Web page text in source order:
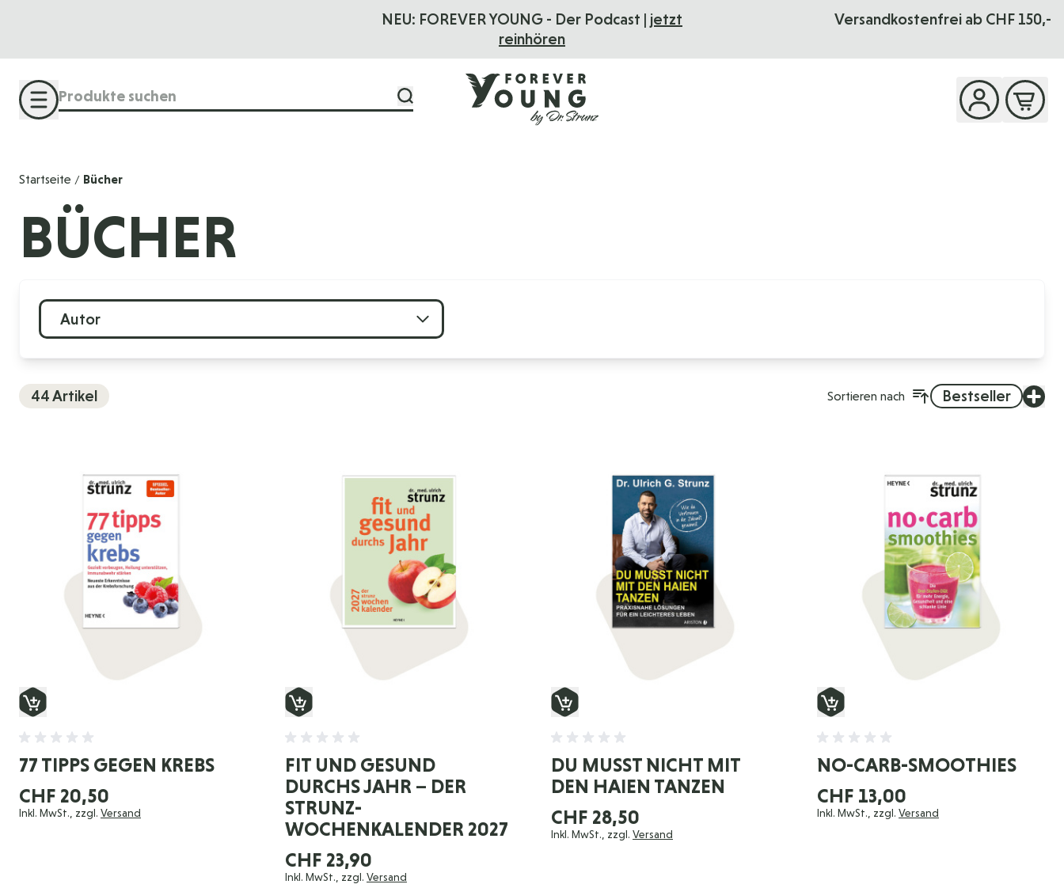
NEU: FOREVER YOUNG - Der Podcast | jetzt
reinhören
Versandkostenfrei ab CHF 150,-
Suche
Startseite / Bücher
BÜCHER
Autor
44Artikel Sortieren nach Bestseller
77 TIPPS GEGEN KREBS
CHF 20,50
Inkl. MwSt., zzgl. Versand
FIT UND GESUND
DURCHS JAHR – DER
STRUNZ-
WOCHENKALENDER 2027
CHF 23,90
Inkl. MwSt., zzgl. Versand
DU MUSST NICHT MIT
DEN HAIEN TANZEN
CHF 28,50
Inkl. MwSt., zzgl. Versand
NO-CARB-SMOOTHIES
CHF 13,00
Inkl. MwSt., zzgl. Versand